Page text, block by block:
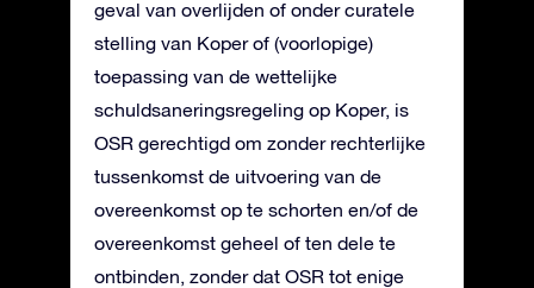
geval van overlijden of onder curatele
stelling van Koper of (voorlopige)
toepassing van de wettelijke
schuldsaneringsregeling op Koper, is
OSR gerechtigd om zonder rechterlijke
tussenkomst de uitvoering van de
overeenkomst op te schorten en/of de
overeenkomst geheel of ten dele te
ontbinden, zonder dat OSR tot enige